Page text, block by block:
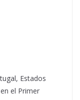
Estados
el Primer